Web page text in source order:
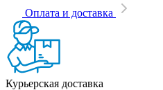
Оплата и доставка
Курьерская доставка